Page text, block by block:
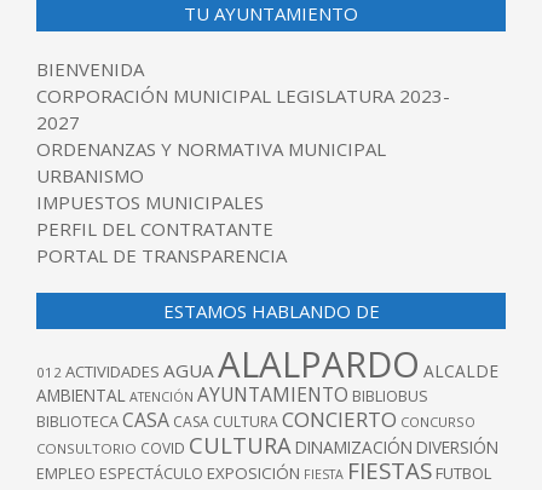
TU AYUNTAMIENTO
BIENVENIDA
CORPORACIÓN MUNICIPAL LEGISLATURA 2023-
2027
ORDENANZAS Y NORMATIVA MUNICIPAL
URBANISMO
IMPUESTOS MUNICIPALES
PERFIL DEL CONTRATANTE
PORTAL DE TRANSPARENCIA
ESTAMOS HABLANDO DE
012 ACTIVIDADES AGUAALALPARDO ALCALDE
AMBIENTAL ATENCIÓN AYUNTAMIENTO BIBLIOBUS
BIBLIOTECACASA CASA CULTURACONCIERTO CONCURSO
CONSULTORIO COVID CULTURA DINAMIZACIÓN DIVERSIÓN
EMPLEO ESPECTÁCULO EXPOSICIÓN FIESTA FIESTAS FUTBOL